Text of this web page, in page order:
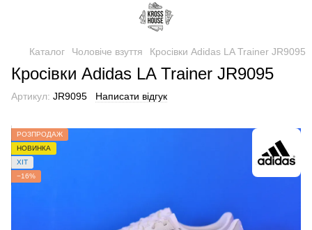
Каталог Чоловіче взуття Кросівки Adidas LA Trainer JR9095
Кросівки Adidas LA Trainer JR9095
Артикул: JR9095 Написати відгук
РОЗПРОДАЖ
НОВИНКА
ХІТ
−16%